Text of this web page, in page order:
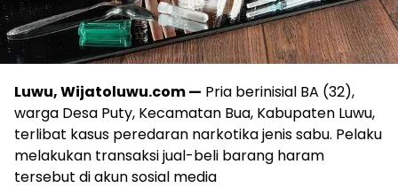
Luwu, Wijatoluwu.com — Pria berinisial BA (32),
warga Desa Puty, Kecamatan Bua, Kabupaten Luwu,
terlibat kasus peredaran narkotika jenis sabu. Pelaku
melakukan transaksi jual-beli barang haram
tersebut di akun sosial media